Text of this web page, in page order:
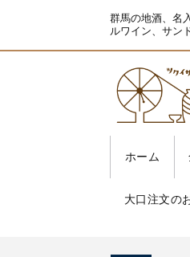
群馬の地酒、名
ルワイン、サン
ホーム
大口注文の